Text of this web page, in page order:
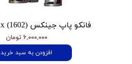
فانکو پاپ جینکس Arcane - Jinx (1602)
۶,۰۰۰,۰۰۰ تومان
افزودن به سبد خرید